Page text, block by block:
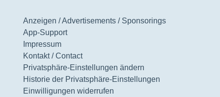
Anzeigen / Advertisements / Sponsorings
App-Support
Impressum
Kontakt / Contact
Privatsphäre-Einstellungen ändern
Historie der Privatsphäre-Einstellungen
Einwilligungen widerrufen